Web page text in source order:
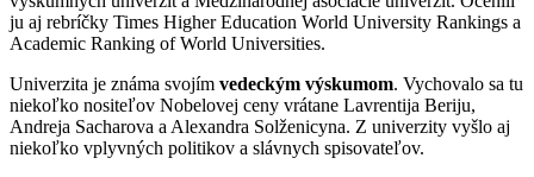
ju aj rebríčky Times Higher Education World University Rankings a
Academic Ranking of World Universities.
Univerzita je známa svojím vedeckým výskumom. Vychovalo sa tu
niekoľko nositeľov Nobelovej ceny vrátane Lavrentija Beriju,
Andreja Sacharova a Alexandra Solženicyna. Z univerzity vyšlo aj
niekoľko vplyvných politikov a slávnych spisovateľov.